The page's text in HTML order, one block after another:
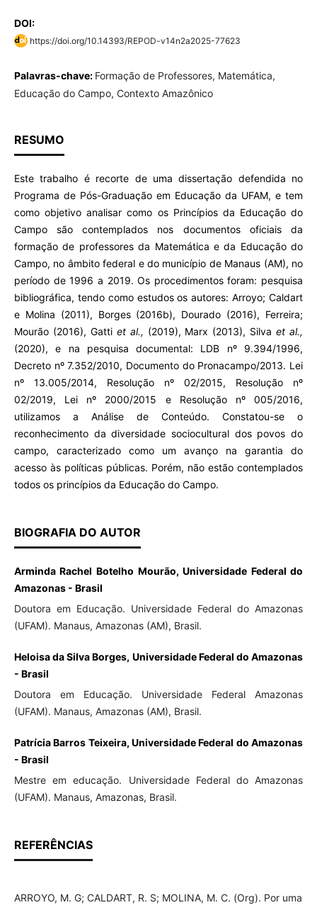
DOI:
https://doi.org/10.14393/REPOD-v14n2a2025-77623
Palavras-chave: Formação de Professores, Matemática,
Educação do Campo, Contexto Amazônico
RESUMO
Este trabalho é recorte de uma dissertação defendida no
Programa de Pós-Graduação em Educação da UFAM, e tem
como objetivo analisar como os Princípios da Educação do
Campo são contemplados nos documentos oficiais da
formação de professores da Matemática e da Educação do
Campo, no âmbito federal e do município de Manaus (AM), no
período de 1996 a 2019. Os procedimentos foram: pesquisa
bibliográfica, tendo como estudos os autores: Arroyo; Caldart
e Molina (2011), Borges (2016b), Dourado (2016), Ferreira;
Mourão (2016), Gatti et al., (2019), Marx (2013), Silvaet al.,
(2020), e na pesquisa documental: LDB nº 9.394/1996,
Decreto nº 7.352/2010, Documento do Pronacampo/2013. Lei
nº 13.005/2014, Resolução nº 02/2015, Resolução nº
02/2019, Lei nº 2000/2015 e Resolução nº 005/2016,
utilizamos a Análise de Conteúdo. Constatou-se o
reconhecimento da diversidade sociocultural dos povos do
campo, caracterizado como um avanço na garantia do
acesso às políticas públicas. Porém, não estão contemplados
todos os princípios da Educação do Campo.
BIOGRAFIA DO AUTOR
Arminda Rachel Botelho Mourão, Universidade Federal do
Amazonas - Brasil
Doutora em Educação. Universidade Federal do Amazonas
(UFAM). Manaus, Amazonas (AM), Brasil.
Heloisa da Silva Borges, Universidade Federal do Amazonas
- Brasil
Doutora em Educação. Universidade Federal Amazonas
(UFAM). Manaus, Amazonas (AM), Brasil.
Patrícia Barros Teixeira, Universidade Federal do Amazonas
- Brasil
Mestre em educação. Universidade Federal do Amazonas
(UFAM). Manaus, Amazonas, Brasil.
REFERÊNCIAS
ARROYO, M. G; CALDART, R. S; MOLINA, M. C. (Org). Por uma